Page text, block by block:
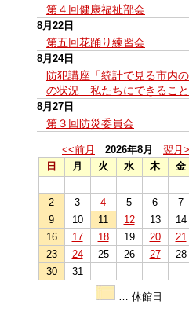
第４回健康福祉部会
8月22日
第五回花踊り練習会
8月24日
防犯講座「統計で見る市内
の状況 私たちにできるこ
8月27日
第３回防災委員会
<<前月 2026年8月
翌月
日
月 火 水 木 金
2
3 4 5 6 7
9
10 11 12 13 14
16
17 18 19 20 21
23
24 25 26 27 28
30
31
… 休館日